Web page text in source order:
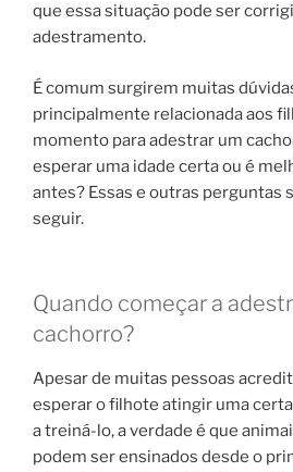
que essa situação pode ser
adestramento.
É comum surgirem muitas
principalmente relacionada aos
momento para adestrar um
esperar uma idade certa ou é
antes? Essas e outras perguntas
seguir.
Quando começar a
cachorro?
Apesar de muitas pessoas
esperar o filhote atingir uma
a treiná-lo, a verdade é que
podem ser ensinados desde o